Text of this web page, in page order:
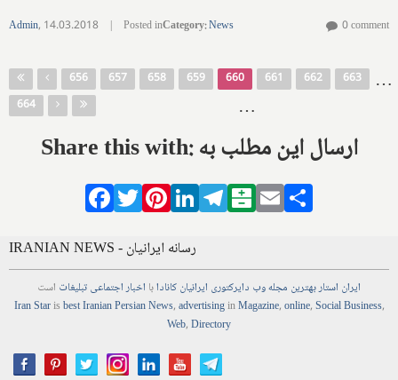
Admin, 14.03.2018 | Posted inCategory:News 0 comment
Pages …
656 657 658 659 660 661 662
663
664
…
Share this with: ارسال این مطلب به
Facebook
TwitterPinterestLinkedIn
Telegram
Balatarin
Email
IRANIAN NEWS - رسانه ایرانیان
ایران استاربهترین مجلهوب دایرکتوری ایرانیان کانادابا اخباراجتماعیتبلیغات است
Iran Starisbest Iranian PersianNews,advertisinginMagazine,online,Social Business,
Web,Directory